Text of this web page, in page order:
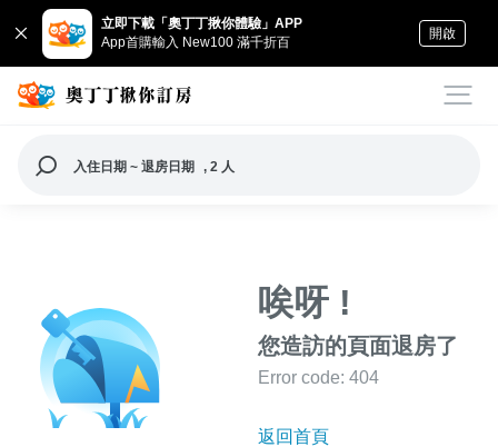
立即下載「奧丁丁揪你體驗」APP
App首購輸入 New100 滿千折百
開啟
入住日期 ~ 退房日期 , 2 人
唉呀 !
您造訪的頁面退房了
Error code: 404
返回首頁